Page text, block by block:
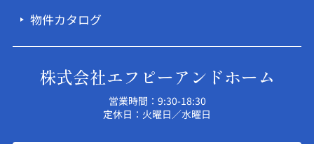
物件カタログ
株式会社エフピーアンドホーム
営業時間：9:30-18:30
定休日：火曜日／水曜日